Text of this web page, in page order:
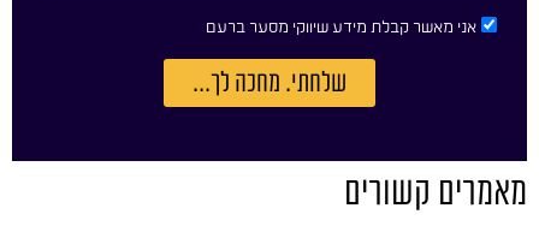
אני מאשר קבלת מידע שיווקי מסער ברעם
שלחתי. מחכה לך...
מאמרים קשורים